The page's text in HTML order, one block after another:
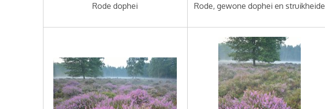
Rode dophei Rode, gewone dophei en struikheide